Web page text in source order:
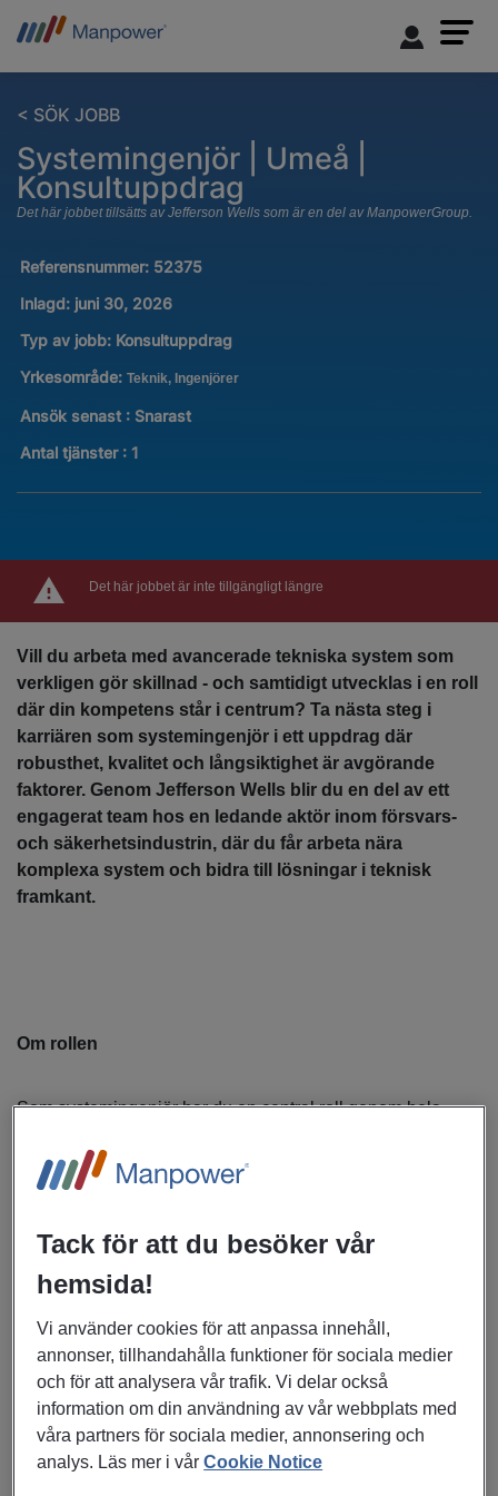
< SÖK JOBB
Systemingenjör | Umeå |
Konsultuppdrag
Det här jobbet tillsätts av Jefferson Wells som är en del av ManpowerGroup.
Referensnummer: 52375
Inlagd: juni 30, 2026
Typ av jobb: Konsultuppdrag
Yrkesområde: Teknik, Ingenjörer
Ansök senast : Snarast
Antal tjänster : 1
Det här jobbet är inte tillgängligt längre
Vill du arbeta med avancerade tekniska system som
verkligen gör skillnad - och samtidigt utvecklas i en roll
där din kompetens står i centrum? Ta nästa steg i
karriären som systemingenjör i ett uppdrag där
robusthet, kvalitet och långsiktighet är avgörande
faktorer. Genom Jefferson Wells blir du en del av ett
engagerat team hos en ledande aktör inom försvars-
och säkerhetsindustrin, där du får arbeta nära
komplexa system och bidra till lösningar i teknisk
framkant.
Om rollen
Som systemingenjör har du en central roll genom hela
systemlösning. Du arbetar med att omsätta kund- och
verksamhetskrav till genomarbetade tekniska lösningar,
Du är en viktig länk mellan olika teknikområden och
effektivt sätt. Rollen innebär många kontaktytor och nära
samarbete med ingenjörer, projektledare, leverantörer och
andra intressenter.
Pendling kan förekomma i rollen.
Dina huvudsakliga arbetsuppgifter inkluderar:
Analysera och bryta ner systemkrav till tekniska
Tack för att du besöker vår
hemsida!
Vi använder cookies för att anpassa innehåll,
annonser, tillhandahålla funktioner för sociala medier
och för att analysera vår trafik. Vi delar också
information om din användning av vår webbplats med
våra partners för sociala medier, annonsering och
analys. Läs mer i vårCookie Notice